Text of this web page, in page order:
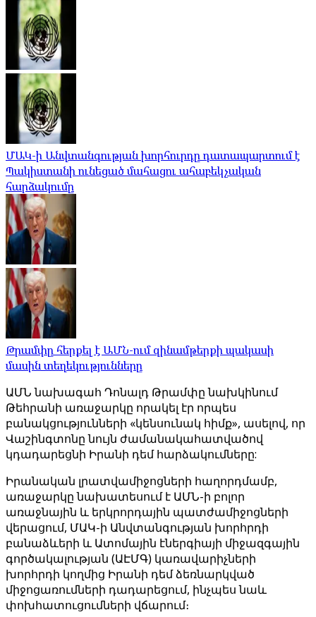
ՄԱԿ-ի Անվտանգության խորհուրդը դատապարտում է
Պակիստանի ունեցած մահացու ահաբեկչական
հարձակումը
Թրամփը հերքել է ԱՄՆ-ում զինամթերքի պակասի
մասին տեղեկությունները
ԱՄՆ նախագահ Դոնալդ Թրամփը նախկինում
Թեհրանի առաջարկը որակել էր որպես
բանակցությունների «կենսունակ հիմք», ասելով, որ
Վաշինգտոնը նույն ժամանակահատվածով
կդադարեցնի Իրանի դեմ հարձակումները:
Իրանական լրատվամիջոցների հաղորդմամբ,
առաջարկը նախատեսում է ԱՄՆ-ի բոլոր
առաջնային և երկրորդային պատժամիջոցների
վերացում, ՄԱԿ-ի Անվտանգության խորհրդի
բանաձևերի և Ատոմային էներգիայի միջազգային
գործակալության (ԱԷՄԳ) կառավարիչների
խորհրդի կողմից Իրանի դեմ ձեռնարկված
միջոցառումների դադարեցում, ինչպես նաև
փոխհատուցումների վճարում։